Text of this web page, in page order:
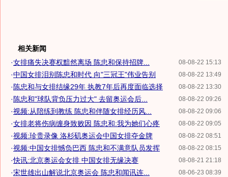
相关新闻
08-08-22 15:13
·女排痛失决赛权黯然离场 陈忠和保持招牌...
08-08-22 13:49
·中国女排泪别陈忠和时代 向"三冠王"伟业告别
08-08-22 13:30
· 陈忠和与女排结缘29年 执教7年后再度面临选择
08-08-22 09:26
· 陈忠和"球队背负压力过大" 去留奥运会后...
08-08-22 09:06
·视频:从陪练到教练 陈忠和伴随女排经历风...
08-08-22 09:05
·女排老将伤病缠身致败因 陈忠和:我为她们心疼
08-08-22 08:51
·视频:珍贵录像 洛杉矶奥运会中国女排夺金牌
08-08-22 08:15
·视频:中国女排憾负巴西 陈忠和不满意队员发挥
08-08-21 21:18
·快讯:北京奥运会女排 中国女排无缘决赛
08-06-23 08:39
·宋世雄出山解说北京奥运会 陈忠和闻讯连...